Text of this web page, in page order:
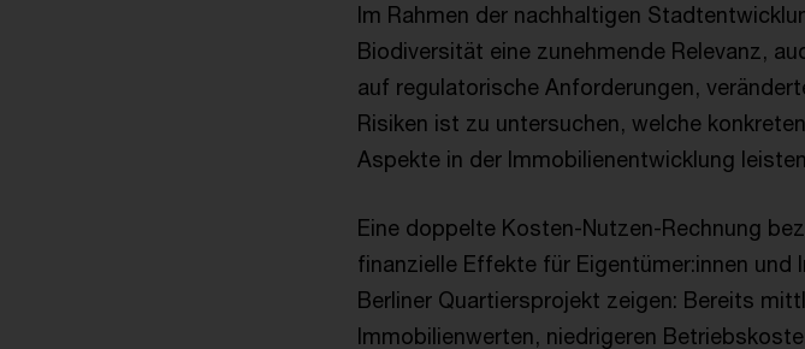
Im Rahmen der nachhaltigen
Biodiversität eine zunehmende Relevanz,
auf regulatorische Anforderungen,
Risiken ist zu untersuchen, welche
Aspekte in der Immobilienentwicklung
Eine doppelte Kosten-Nutzen-Rechnung
finanzielle Effekte für Eigentümer:innen und
Berliner Quartiersprojekt zeigen: Bereits
Immobilienwerten, niedrigeren